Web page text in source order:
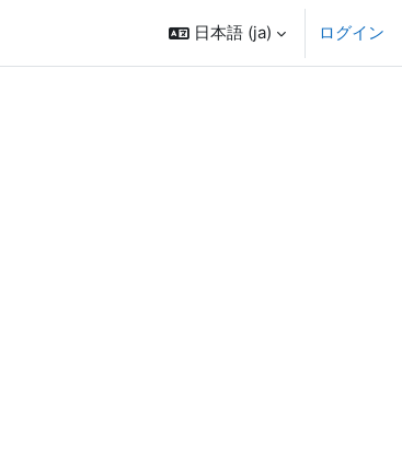
日本語 ‎(ja)‎ ログイン